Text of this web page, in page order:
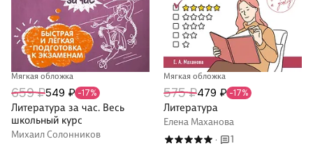
Мягкая обложка
659 ₽549 ₽ -17%
Литература за час. Весь
школьный курс
Михаил Солонников
Мягкая обложка
575 ₽479 ₽ -17%
Литература
Елена Маханова
·
1